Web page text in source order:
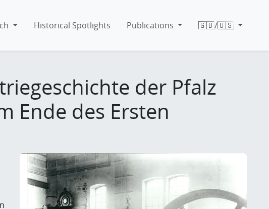
Historical Spotlights Publications 🇬🇧/🇺🇸
der Pfalz
Ende des Ersten